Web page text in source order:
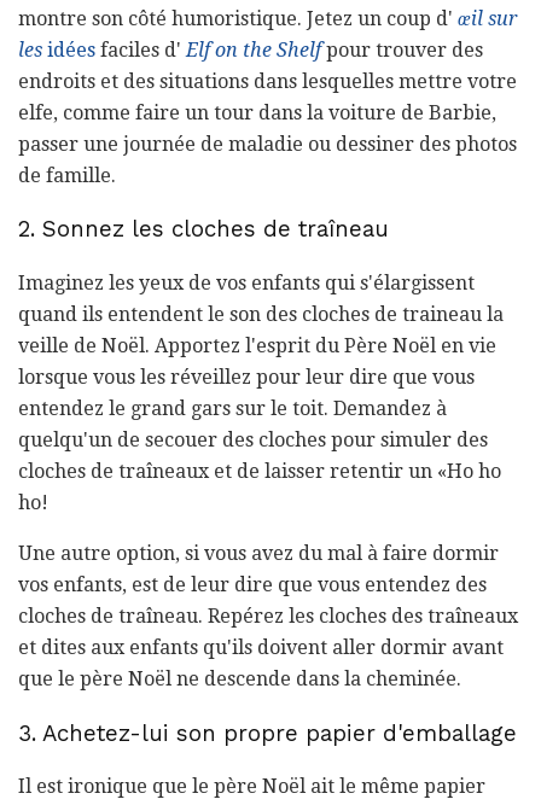
montre son côté humoristique. Jetez un coup d' œil sur
les idées faciles d' Elf on the Shelfpour trouver des
endroits et des situations dans lesquelles mettre votre
elfe, comme faire un tour dans la voiture de Barbie,
passer une journée de maladie ou dessiner des photos
de famille.
2. Sonnez les cloches de traîneau
Imaginez les yeux de vos enfants qui s'élargissent
quand ils entendent le son des cloches de traineau la
veille de Noël. Apportez l'esprit du Père Noël en vie
lorsque vous les réveillez pour leur dire que vous
entendez le grand gars sur le toit. Demandez à
quelqu'un de secouer des cloches pour simuler des
cloches de traîneaux et de laisser retentir un «Ho ho
ho!
Une autre option, si vous avez du mal à faire dormir
vos enfants, est de leur dire que vous entendez des
cloches de traîneau. Repérez les cloches des traîneaux
et dites aux enfants qu'ils doivent aller dormir avant
que le père Noël ne descende dans la cheminée.
3. Achetez-lui son propre papier d'emballage
Il est ironique que le père Noël ait le même papier